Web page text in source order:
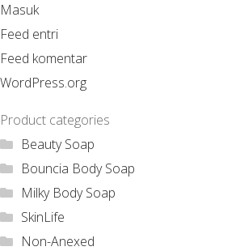
Masuk
Feed entri
Feed komentar
WordPress.org
Product categories
Beauty Soap
Bouncia Body Soap
Milky Body Soap
SkinLife
Non-Anexed